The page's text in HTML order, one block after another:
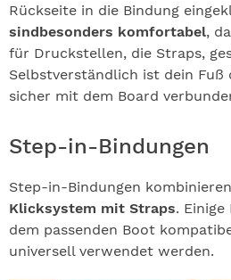
Rückseite in die Bindung
sindbesonders komfortabel,
für Druckstellen, die Straps,
Selbstverständlich ist dein Fuß
sicher mit dem Board
Step-in-Bindungen
Step-in-Bindungen
Klicksystem mit Straps.
dem passenden Boot
universell verwendet werden.